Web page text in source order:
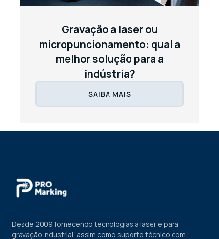
Gravação a laser ou
micropuncionamento: qual a
melhor solução para a
indústria?
SAIBA MAIS
Desde 2009 fornecendo tecnologias a laser e para
gravação industrial, assim como suporte técnico com